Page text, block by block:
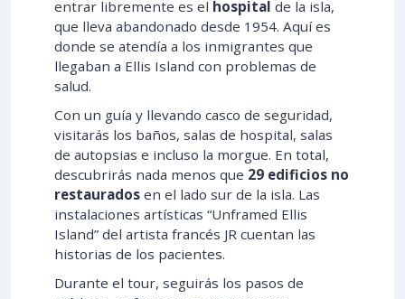
entrar libremente es el hospital de la isla,
que lleva abandonado desde 1954. Aquí es
donde se atendía a los inmigrantes que
llegaban a Ellis Island con problemas de
salud.
Con un guía y llevando casco de seguridad,
visitarás los baños, salas de hospital, salas
de autopsias e incluso la morgue. En total,
descubrirás nada menos que 29 edificios no
restaurados en el lado sur de la isla. Las
instalaciones artísticas “Unframed Ellis
Island” del artista francés JR cuentan las
historias de los pacientes.
Durante el tour, seguirás los pasos de